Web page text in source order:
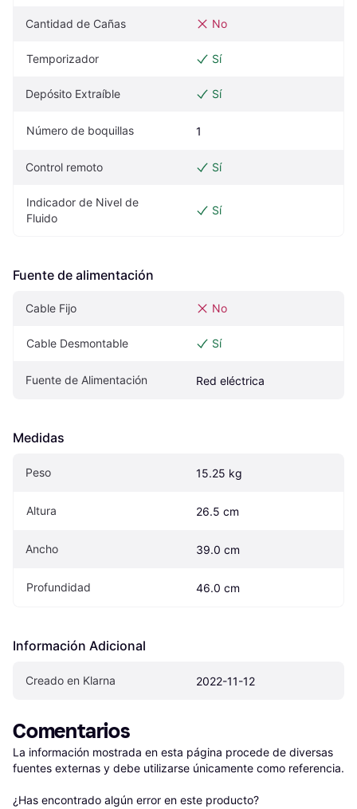
Cantidad de Cañas No
Temporizador Sí
Depósito Extraíble Sí
Número de boquillas 1
Control remoto Sí
Indicador de Nivel de
Fluido
Sí
Fuente de alimentación
Cable Fijo No
Cable Desmontable Sí
Fuente de Alimentación Red eléctrica
Medidas
Peso 15.25 kg
Altura 26.5 cm
Ancho 39.0 cm
Profundidad 46.0 cm
Información Adicional
Creado en Klarna 2022-11-12
Comentarios
La información mostrada en esta página procede de diversas
fuentes externas y debe utilizarse únicamente como referencia.
¿Has encontrado algún error en este producto?